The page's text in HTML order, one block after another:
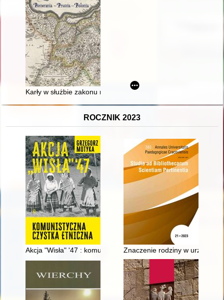
Karły w służbie zakonu niemieckiego w Prusach
ROCZNIK 2023
Akcja "Wisła" '47 : komunistyczna czystka etniczna
Znaczenie rodziny w